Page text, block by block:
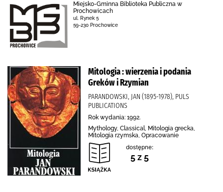
Miejsko-Gminna Biblioteka Publiczna w
Prochowicach
ul. Rynek 5
59-230 Prochowice
Mitologia : wierzenia i podania
Greków i Rzymian
PARANDOWSKI, JAN (1895-1978), PULS
PUBLICATIONS
Rok wydania: 1992.
Mythology, Classical, Mitologia grecka,
Mitologia rzymska, Opracowanie
dostępne:
5 z 5